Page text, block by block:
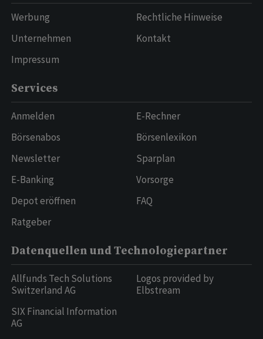
Werbung
Unternehmen
Impressum
Rechtliche Hinweise
Kontakt
Services
Anmelden
Börsenabos
Newsletter
E-Banking
Depot eröffnen
Ratgeber
E-Rechner
Börsenlexikon
Sparplan
Vorsorge
FAQ
Datenquellen und Technologiepartner
Allfunds Tech Solutions
Switzerland AG
SIX Financial Information
AG
Logos provided by
Elbstream